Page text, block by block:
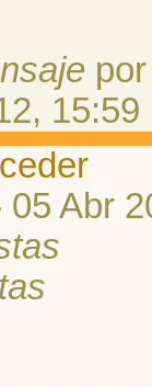
15:59
05 Abr